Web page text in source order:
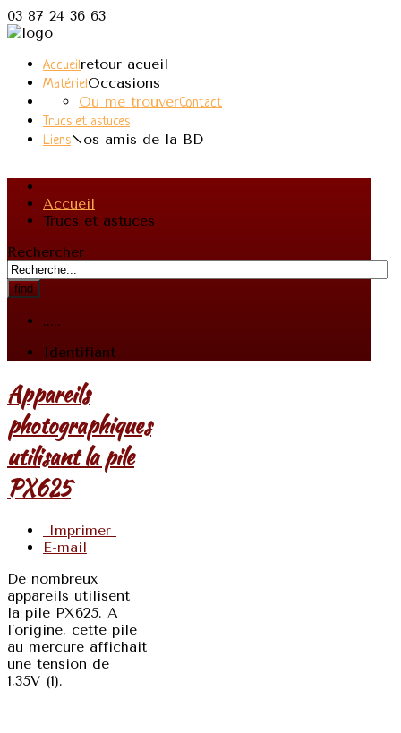
03 87 24 36 63
Accueilretour acueil
MatérielOccasions
Contact
Ou me trouver
Trucs et astuces
LiensNos amis de la BD
Accueil
Trucs et astuces
Rechercher
find
.....
Identifiant
Appareils
photographiques
utilisant la pile
PX625
Imprimer
E-mail
De nombreux
appareils utilisent
la pile PX625. A
l’origine, cette pile
au mercure affichait
une tension de
1,35V (1).